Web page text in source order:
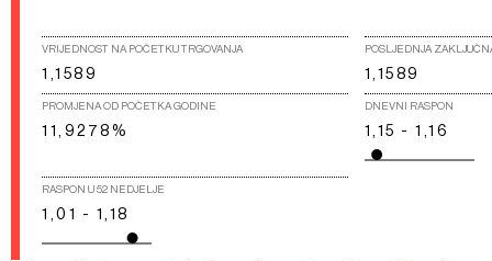
VRIJEDNOST NA POČETKU TRGOVANJA
1,1589
POSLJEDNJA
1,1589
PROMJENA OD POČETKA GODINE
11,9278%
DNEVNI RASPON
1,15 - 1,16
RASPON U 52 NEDJELJE
1,01 - 1,18